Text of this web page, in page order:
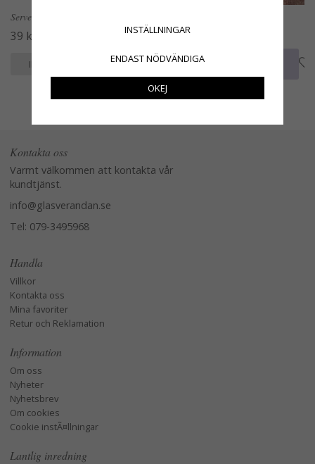
Servetter med kräftor
39 kr
INFO KÖP
69 kr
INFO
Kontakta oss
Varmt välkommen att kontakta vår
kundtjänst.
info@glasverandan.se
Tel: 079-3495968
Handla
Villkor
Kontakta oss
Mina favoriter
Retur och Reklamation
Information
Om oss
Nyheter
Nyhetsbrev
Om cookies
Cookie instÃ¤llningar
Lantlig inredning
INSTÄLLNINGAR
ENDAST NÖDVÄNDIGA
OKEJ